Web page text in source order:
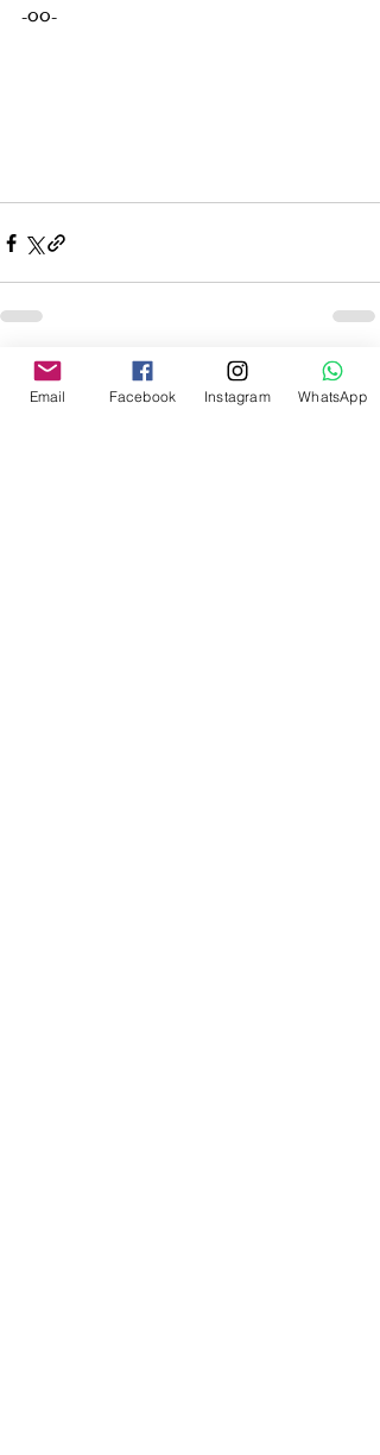
-૦૦-
Recent Posts See All
Email Facebook Instagram WhatsApp